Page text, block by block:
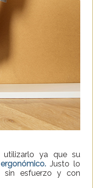
ya que su
Justo lo
sin esfuerzo y con